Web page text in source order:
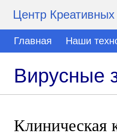
Центр Креативных
Главная Наши
Вирусные
Клиническая